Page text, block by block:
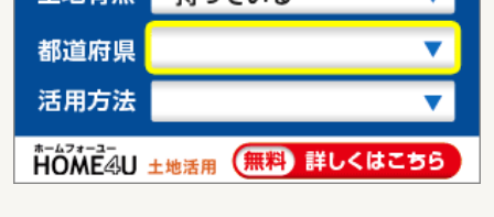
住 所
北海道砂川市西三条北５
用途地域 １種住居
北海道虻田郡倶知安町南八条東１
20億0,000万円
住 所
北海道虻田郡倶知安町南八条東１